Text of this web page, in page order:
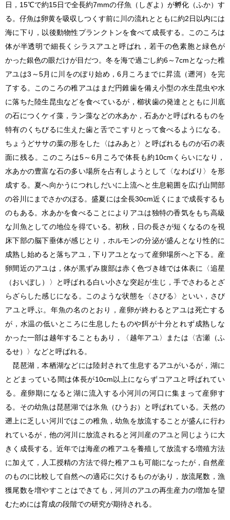
日，15℃で約15日で全長約7mmの仔魚（しぎよ）が孵化（ふか）す
る。仔魚は卵黄を吸収しつくす前に川の流れとともに約2日以内には
海に下り，以後動物性プランクトンを食べて成長する。このころは
体が半透明で細長くシラスアユと呼ばれ，若干の色素胞と緑色が
かった銀色の眼だけが目だつ。冬を海で過ごし約6～7cmとなった稚
アユは3～5月に川をのぼり始め，6月ころまでに昇流（遡河）を完
了する。このころの稚アユはまだ円錐歯を備え小型の水生昆虫や水
に落ちた陸生昆虫などを食べているが，櫛状歯の発達とともに川底
の石につくケイ藻，ラン藻などの水あか，石あかと呼ばれるものを
特有のくちびるに生えた歯と舌でこすりとって食べるようになる。
ちょうどササの葉の形をした〈はみあと〉と呼ばれるものが石の表
面に残る。このころは5～6月ころで体長も約10cmくらいになり，
水あかの豊富な石の多い場所を占有しようとして〈なわばり〉を形
成する。夏へ向かうにつれしだいに上流へと生息範囲を広げ山間部
の谷川にまでさかのぼる。盛夏には全長30cm近くにまで成長するも
のもある。水あかを食べることによりアユは独特の香気をもち高級
な川魚としての地位を得ている。初秋，日の長さが短くなるのを視
床下部の脳下垂体が感じとり，ホルモンの分泌が盛んとなり性的に
成熟し始めると落ちアユ，下りアユとなって産卵場所へと下る。産
卵間近のアユは，体が黒ずみ腹部は赤く色づき雄では体表に〈追星
（おいぼし）〉と呼ばれる白い小さな突起が生じ，手でさわるとざ
らざらした感じになる。このような状態を〈さびる〉といい，さび
アユと呼ぶ。年魚の名のとおり，産卵が終わるとアユは死亡する
が，水温の低いところに生息したものや餌が十分とれず成熟しな
かった一部は越年することもあり，〈越年アユ〉または〈古瀬（ふ
るせ）〉などと呼ばれる。
琵琶湖，本栖湖などには陸封されて生息するアユがいるが，湖に
とどまっている間は体長が10cm以上にならずコアユと呼ばれてい
る。産卵期になると湖に流入する小河川の河口に集まって産卵す
る。その幼魚は琵琶湖では氷魚（ひうお）と呼ばれている。天然の
遡上に乏しい河川ではこの稚魚，幼魚を放流することが盛んに行わ
れているが，他の河川に放流されると河川産のアユと同じように大
きく成長する。近年では海産の稚アユを養殖して放流する増殖方法
に加えて，人工授精の方法で得た稚アユも可能になったが，自然産
のものに比較して自然への適応に欠けるものがあり，放流尾数，漁
獲尾数を増やすことはできても，河川のアユの再生産力の増加を望
むためには育成の段階での研究が期待される。